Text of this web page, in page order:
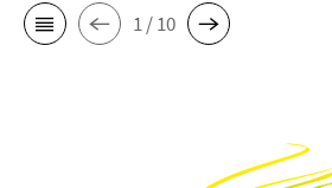
1 / 10